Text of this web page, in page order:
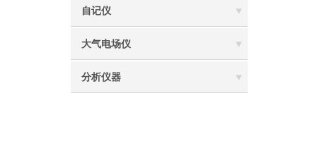
自记仪
大气电场仪
分析仪器